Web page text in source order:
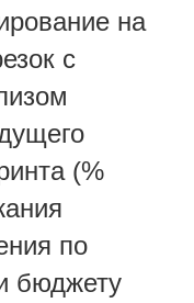
на
с
(%
по
бюджету